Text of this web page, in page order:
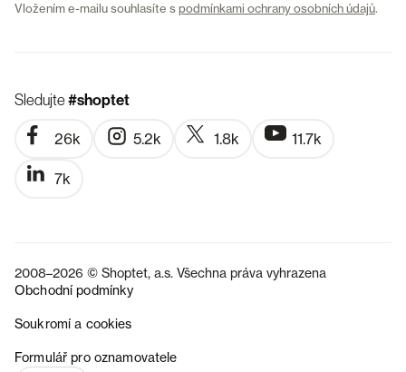
Vložením e-mailu souhlasíte spodmínkami ochrany osobních údajů.
Sledujte#shoptet
26k 5.2k 1.8k 11.7k
7k
2008–2026 © Shoptet, a.s. Všechna práva vyhrazena
Obchodní podmínky
Soukromí a cookies
Formulář pro oznamovatele